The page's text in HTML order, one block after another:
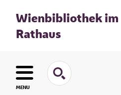
Wienbibliothek im
Rathaus
MENU